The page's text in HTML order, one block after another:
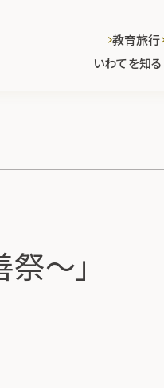
いわてを知る
教育旅行
～」